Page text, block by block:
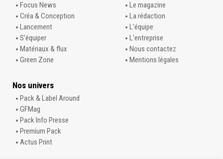
Focus News
Créa & Conception
Lancement
S’équiper
Matériaux & flux
Green Zone
Le magazine
La rédaction
L'équipe
L'entreprise
Nous contactez
Mentions légales
Nos univers
Pack & Label Around
GFMag
Pack Info Presse
Premium Pack
Actus Print